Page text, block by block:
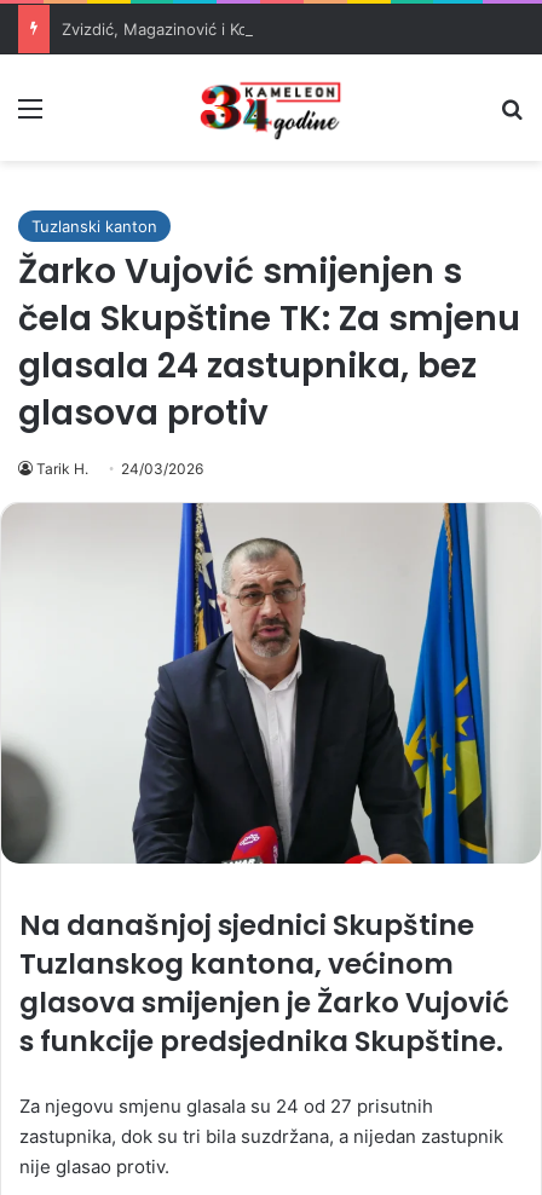
Tuzlanski kanton
Žarko Vujović smijenjen s
čela Skupštine TK: Za smjenu
glasala 24 zastupnika, bez
glasova protiv
Tarik H. 24/03/2026
Na današnjoj sjednici Skupštine
Tuzlanskog kantona, većinom
glasova smijenjen je Žarko Vujović
s funkcije predsjednika Skupštine.
Za njegovu smjenu glasala su 24 od 27 prisutnih
zastupnika, dok su tri bila suzdržana, a nijedan zastupnik
nije glasao protiv.